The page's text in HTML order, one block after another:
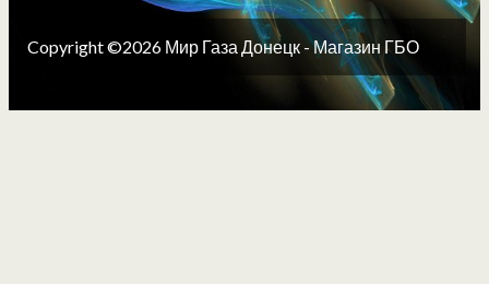
Copyright ©2026 Мир Газа Донецк - Магазин ГБО